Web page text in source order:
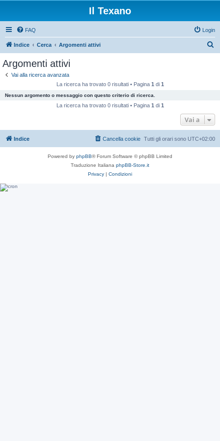
Il Texano
FAQ Login
Indice Cerca Argomenti attivi
Argomenti attivi
Vai alla ricerca avanzata
La ricerca ha trovato 0 risultati • Pagina 1 di 1
Nessun argomento o messaggio con questo criterio di ricerca.
La ricerca ha trovato 0 risultati • Pagina 1 di 1
Vai a
Indice Tutti gli orari sono UTC+02:00
Cancella cookie
Powered by phpBB® Forum Software © phpBB Limited
Traduzione Italiana phpBB-Store.it
Privacy | Condizioni